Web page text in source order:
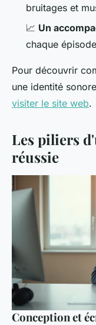
bruitages et
📈 Un
chaque
Pour découvrir
une identité
visiter le site web.
Les piliers
réussie
Conception et